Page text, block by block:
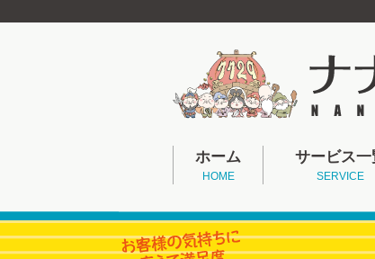
ホーム
HOME
サービス一
SERVICE